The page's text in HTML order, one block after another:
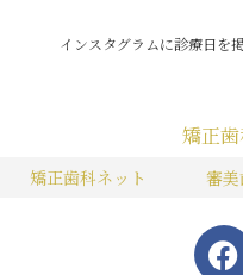
インスタグラムに診療日を
矯正
矯正歯科ネット 審美
F